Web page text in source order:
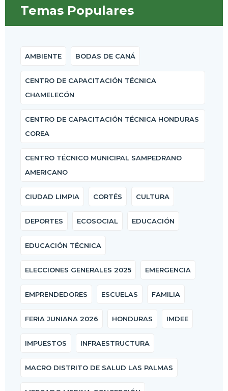
Temas Populares
AMBIENTE BODAS DE CANÁ
CENTRO DE CAPACITACIÓN TÉCNICA
CHAMELECÓN
CENTRO DE CAPACITACIÓN TÉCNICA HONDURAS
COREA
CENTRO TÉCNICO MUNICIPAL SAMPEDRANO
AMERICANO
CIUDAD LIMPIA CORTÉS CULTURA
DEPORTES ECOSOCIAL EDUCACIÓN
EDUCACIÓN TÉCNICA
ELECCIONES GENERALES 2025 EMERGENCIA
EMPRENDEDORES ESCUELAS FAMILIA
FERIA JUNIANA 2026 HONDURAS IMDEE
IMPUESTOS INFRAESTRUCTURA
MACRO DISTRITO DE SALUD LAS PALMAS